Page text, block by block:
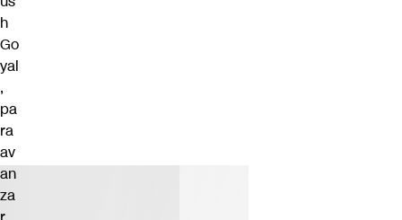
h
Go
yal
,
pa
ra
av
an
za